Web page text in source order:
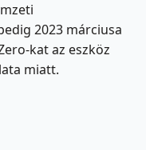
2023 márciusa
kat az eszköz
miatt.